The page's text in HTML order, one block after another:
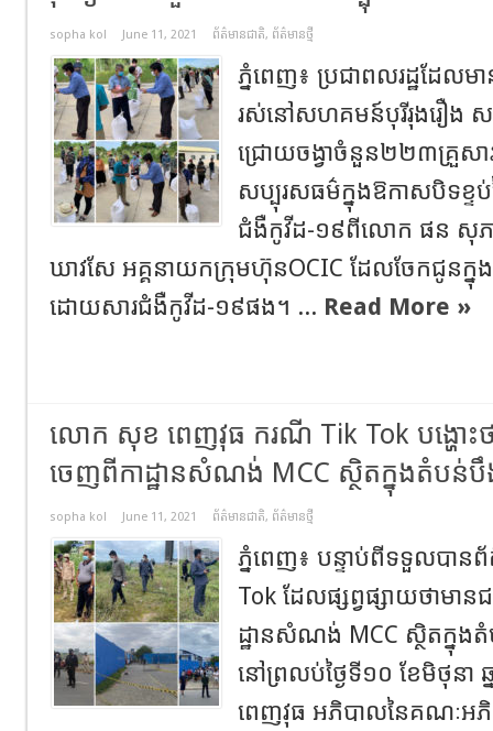
sopha kol June 11, 2021 ព័ត៌មានជាតិ, ព័ត៌មានថ្មី
ភ្នំពេញ៖ ប្រជាពលរដ្ឋដែលមា
រស់នៅសហគមន៍បុរីរុងរឿង ស
ជ្រោយចង្វាចំនួន២២៣គ្រួ
សប្បុរសធម៌ក្នុងឱកាសបិទខ្ទប់
ជំងឺកូវីដ-១៩ពីលោក ផន សុ
ឃាវសែ អគ្គនាយកក្រុមហ៊ុនOCIC ដែលចែកជូនក្នុង
ដោយសារជំងឺកូវីដ-១៩ផង។ ... Read More »
លោក​ សុខ​ ពេញវុធ​​ ករណី​ Tik Tok បង្ហោះ​
ចេញពីកាដ្ឋានសំណង់ MCC ស្ថិតក្នុងតំបន់
sopha kol June 11, 2021 ព័ត៌មានជាតិ, ព័ត៌មានថ្មី
ភ្នំពេញ​៖​ បន្ទាប់ពីទទួលបាន
Tok ដែលផ្សព្វផ្សាយថាមា
ដ្ឋានសំណង់ MCC ស្ថិតក្នុង
នៅ​ព្រលប់​ថ្ងៃទី​១០​ ​ខែមិថុន
ពេញវុធ អភិបាលនៃគណៈអ